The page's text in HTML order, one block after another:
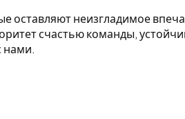
неизгладимое
счастью команды,
нами.